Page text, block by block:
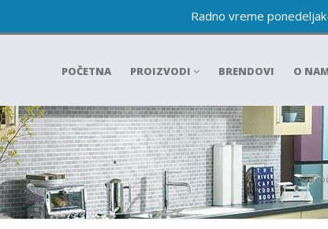
Radno vreme
POČETNA PROIZVODI BRENDOVI O